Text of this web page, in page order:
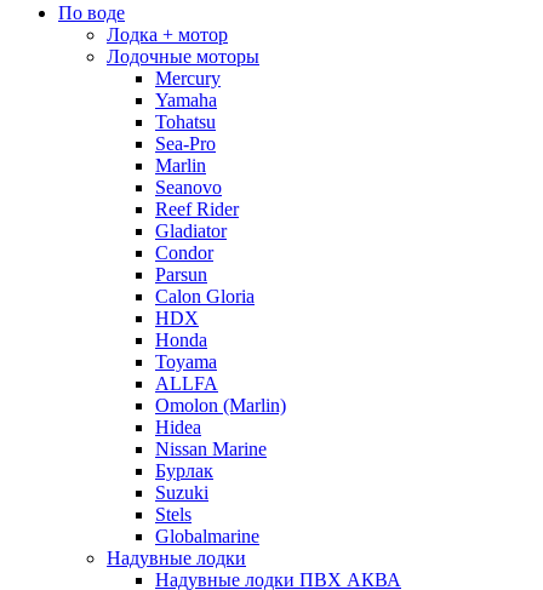
По воде
Лодка + мотор
Лодочные моторы
Mercury
Yamaha
Tohatsu
Sea-Pro
Marlin
Seanovo
Reef Rider
Gladiator
Condor
Parsun
Calon Gloria
HDX
Honda
Toyama
ALLFA
Omolon (Marlin)
Hidea
Nissan Marine
Бурлак
Suzuki
Stels
Globalmarine
Надувные лодки
Надувные лодки ПВХ АКВА